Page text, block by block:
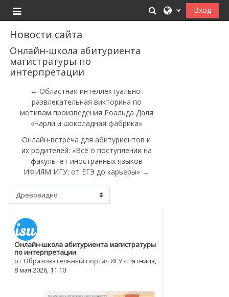
Боковая панель
ИзменитьВход
Новости сайта
Онлайн-школа абитуриента
магистратуры по
интерпретации
← Областная интеллектуально-
развлекательная викторина по
мотивам произведения Роальда Даля
«Чарли и шоколадная фабрика»
Онлайн-встреча для абитуриентов и
их родителей: «Всё о поступлении на
факультет иностранных языков
ИФИЯМ ИГУ: от ЕГЭ до карьеры» →
Режим отображения
Онлайн-школа абитуриента магистратуры
по интерпретации
от Образовательный портал ИГУ-Пятница,
8 мая 2026, 11:10
Количество ответов: 0